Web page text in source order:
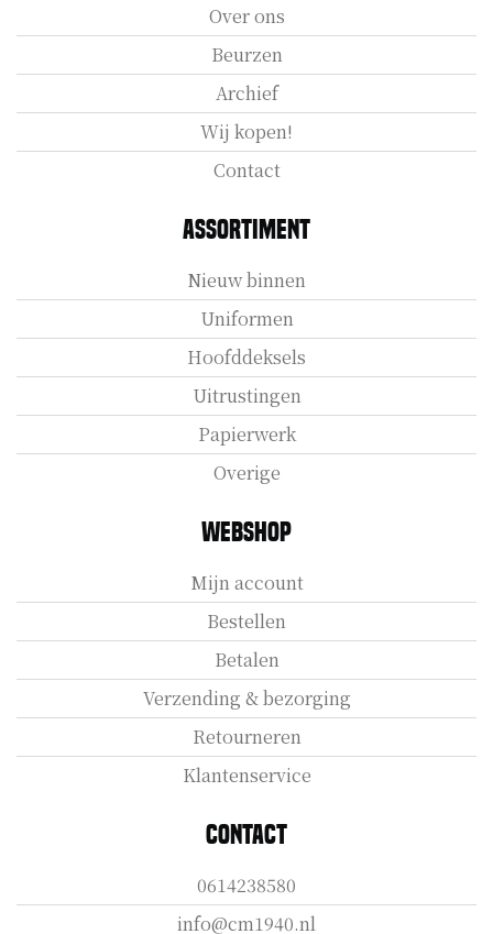
Over ons
Beurzen
Archief
Wij kopen!
Contact
Assortiment
Nieuw binnen
Uniformen
Hoofddeksels
Uitrustingen
Papierwerk
Overige
Webshop
Mijn account
Bestellen
Betalen
Verzending & bezorging
Retourneren
Klantenservice
Contact
0614238580
info@cm1940.nl